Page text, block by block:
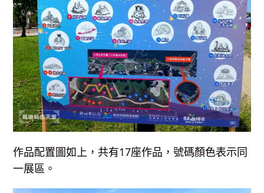
作品配置圖如上，共有17座作品，號碼顏色表示同
一展區。